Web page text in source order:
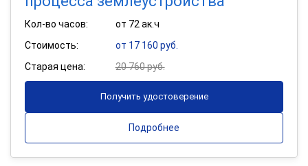
Кол-во часов:
от 72 ак.ч
Стоимость:
от 17 160 руб.
Старая цена:
20 760 руб.
Получить удостоверение
Подробнее